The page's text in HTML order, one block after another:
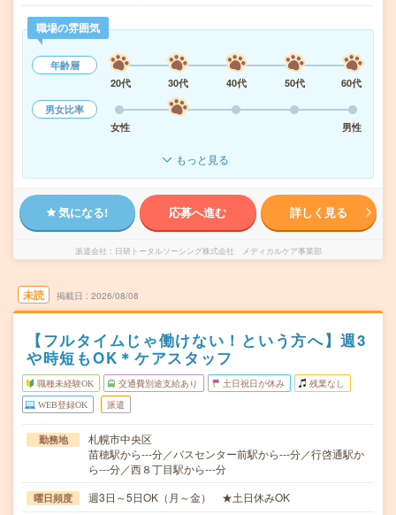
職場の雰囲気
年齢層
20代
30代 40代 50代
60代
男女比率
女性
男性
もっと見る
気になる! 応募へ進む 詳しく見る
派遣会社 日研トータルソーシング株式会社 メディカルケア事業部
未読 掲載日 2026/08/08
【フルタイムじゃ働けない！という方へ】週3
や時短もOK＊ケアスタッフ
職種未経験OK 交通費別途支給あり 土日祝日が休み 残業なし
WEB登録OK 派遣
勤務地
札幌市中央区
苗穂駅から---分／バスセンター前駅から---分／行啓通駅か
ら---分／西８丁目駅から---分
曜日頻度 週3日～5日OK（月～金） ★土日休みOK